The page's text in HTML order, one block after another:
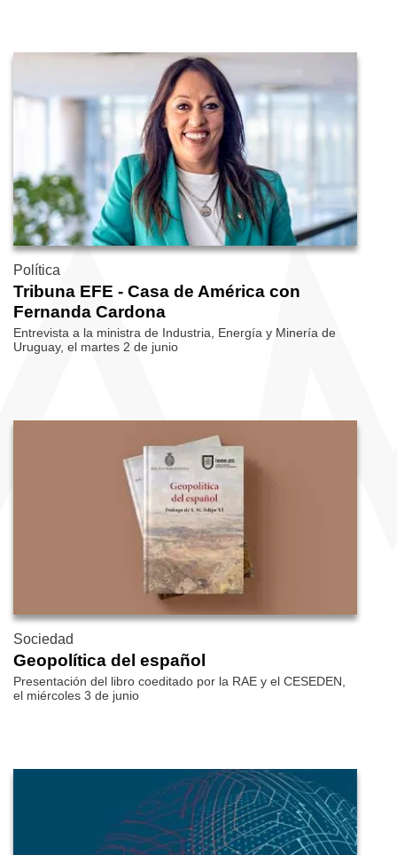
Política
Tribuna EFE - Casa de América con
Fernanda Cardona
Entrevista a la ministra de Industria, Energía y Minería de
Uruguay, el martes 2 de junio
Sociedad
Geopolítica del español
Presentación del libro coeditado por la RAE y el CESEDEN,
el miércoles 3 de junio